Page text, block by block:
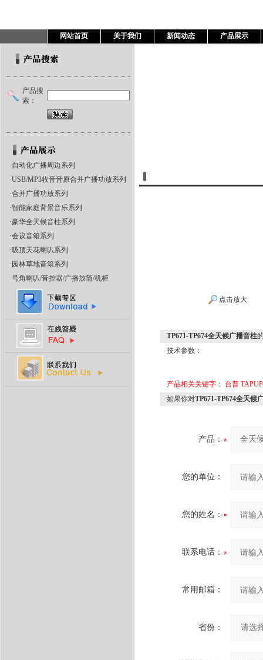
网站首页 关于我们 新闻动态 产品展示
产品搜
索：
·自动化广播周边系列
·USB/MP3收音音原合并广播功放系列
·合并广播功放系列
·智能家庭背景音乐系列
·豪华全天候音柱系列
·会议音箱系列
·吸顶天花喇叭系列
· 园林草地音箱系列
·号角喇叭/音控器/广播放筒/机柜
点击放大
TP671-TP674全天候广播音柱
技术参数：
产品相关关键字： 台普
如果你对TP671-TP674全天候
产品：
您的单位：
您的姓名：
联系电话：
常用邮箱：
省份：